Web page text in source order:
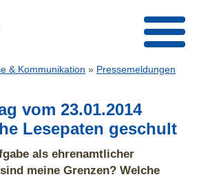
& Kommunikation » Pressemeldungen
vom 23.01.2014
Lesepaten geschult
als ehrenamtlicher
meine Grenzen? Welche